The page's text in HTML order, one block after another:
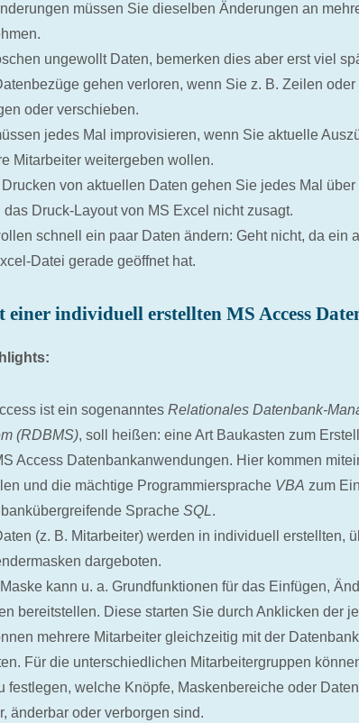
müssen Sie dieselben Änderungen an
ungewollt Daten, bemerken dies aber erst viel
gehen verloren, wenn Sie z. B. Zeilen
oder verschieben.
jedes Mal improvisieren, wenn Sie aktuelle
Mitarbeiter weitergeben wollen.
Drucken von aktuellen Daten gehen Sie jedes Mal über
das Druck-Layout von MS Excel nicht zusagt.
schnell ein paar Daten ändern: Geht nicht, da ein
Datei gerade geöffnet hat.
einer individuell erstellten MS Access
ist ein sogenanntes Relationales Datenbank-
(RDBMS), soll heißen: eine Art Baukasten zum
Access Datenbankanwendungen. Hier kommen
und die mächtige Programmiersprache VBA zum
Sprache SQL.
(z. B. Mitarbeiter) werden in individuell erstellten,
dargeboten.
kann u. a. Grundfunktionen für das Einfügen,
bereitstellen. Diese starten Sie durch Anklicken der
mehrere Mitarbeiter gleichzeitig mit der
Für die unterschiedlichen Mitarbeitergruppen
festlegen, welche Knöpfe, Maskenbereiche oder
änderbar oder verborgen sind.